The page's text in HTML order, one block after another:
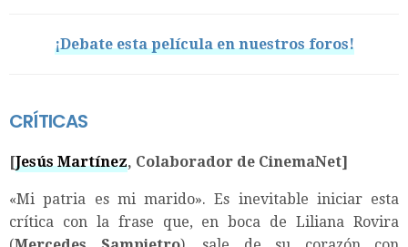
¡Debate esta película en nuestros foros!
CRÍTICAS
[Jesús Martínez, Colaborador de CinemaNet]
«Mi patria es mi marido». Es inevitable iniciar esta
crítica con la frase que, en boca de Liliana Rovira